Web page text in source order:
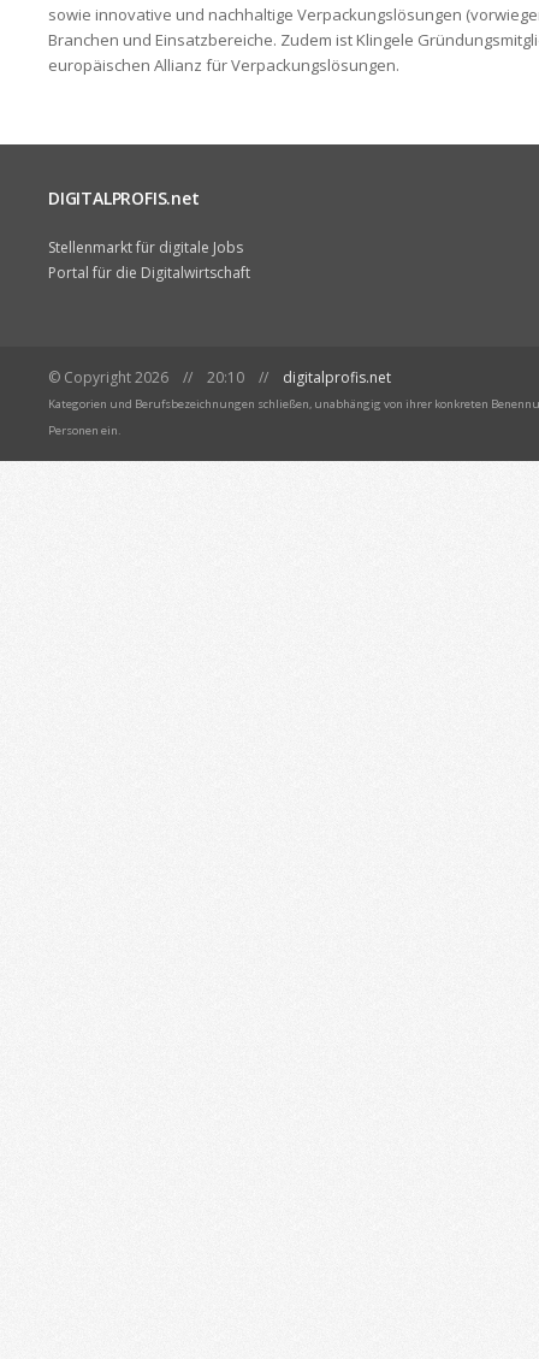
sowie innovative und nachhaltige Verpackungslösungen
Branchen und Einsatzbereiche. Zudem ist Klingele
europäischen Allianz für Verpackungslösungen.
DIGITALPROFIS.net
Stellenmarkt für digitale Jobs
Portal für die Digitalwirtschaft
© Copyright 2026 // 20:10 // digitalprofis.net
Kategorien und Berufsbezeichnungen schließen, unabhängig von ihrer konkreten
Personen ein.